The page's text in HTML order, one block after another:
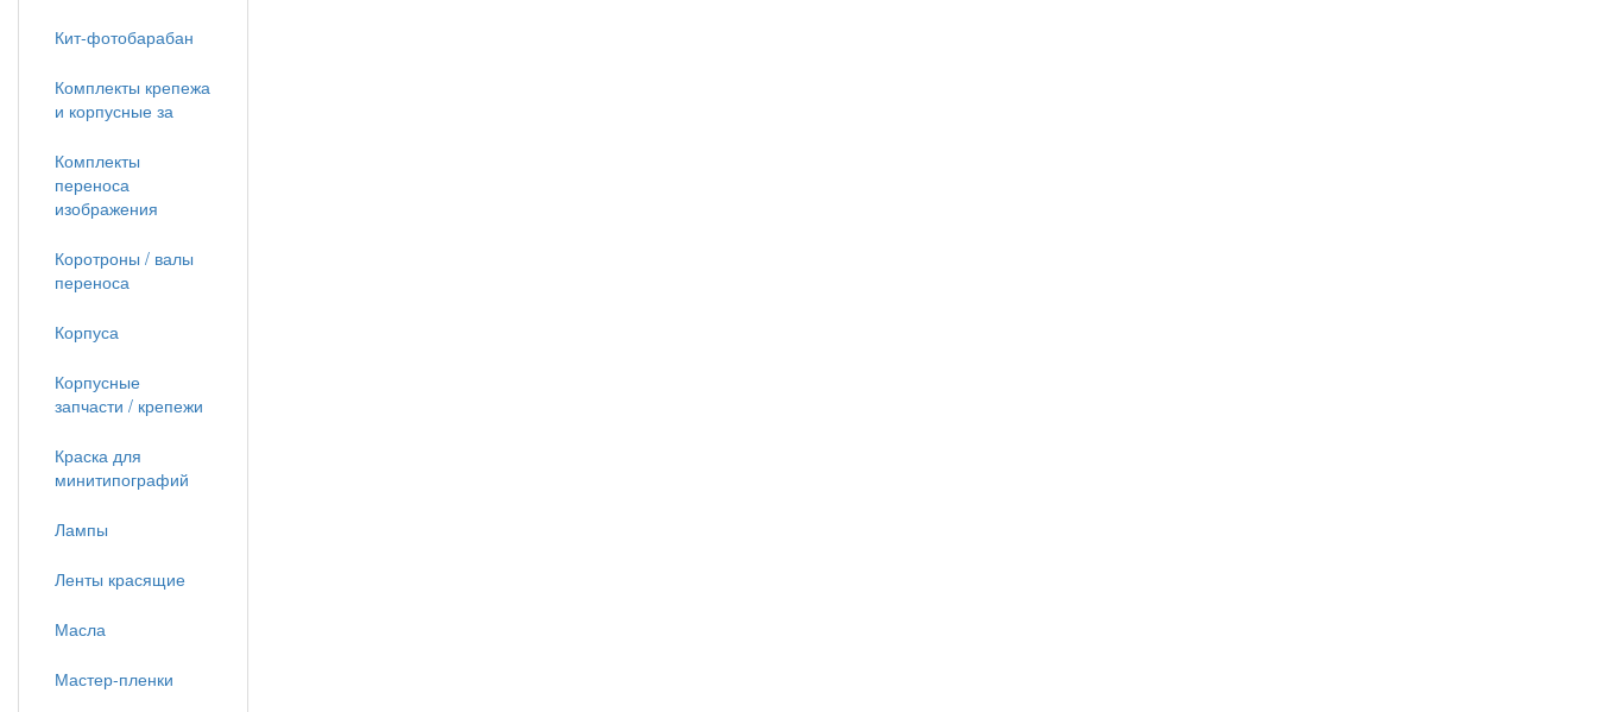
Кит-фотобарабан
Комплекты крепежа
и корпусные за
Комплекты
переноса
изображения
Коротроны / валы
переноса
Корпуса
Корпусные
запчасти / крепежи
Краска для
минитипографий
Лампы
Ленты красящие
Масла
Мастер-пленки